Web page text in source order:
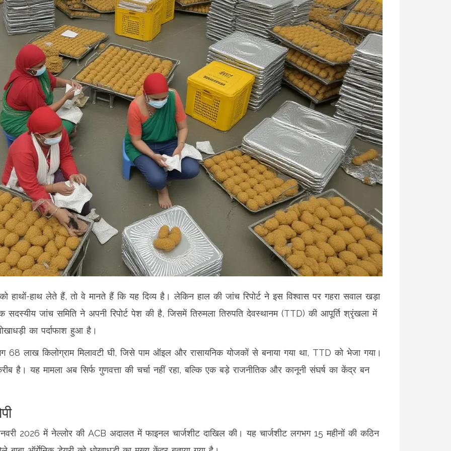
हाथों-हाथ लेते हैं, तो वे मानते हैं कि यह दिव्य है। लेकिन हाल की जांच रिपोर्ट ने इस विश्वास पर गहरा सवाल खड़ा
सदस्यीय जांच समिति ने अपनी रिपोर्ट पेश की है, जिसमेंतिरुमला तिरुपति देवस्थानम (TTD) की आपूर्ति श्रृंखला में
का पर्दाफाश हुआ है।
लाख किलोग्राम मिलावटी घी, जिसे पाम ऑइल और रासायनिक योजकों से बनाया गया था, TTD को भेजा गया।
है। यह मामला अब सिर्फ गुणवत्ता की चर्चा नहीं रहा, बल्कि एक बड़े राजनीतिक और कानूनी संघर्ष का केंद्र बन
2026 मेंनेल्लोर की ACB अदालत में फाइनल चार्जशीट दाखिल की। यह चार्जशीट लगभग 15 महीनों की कठिन